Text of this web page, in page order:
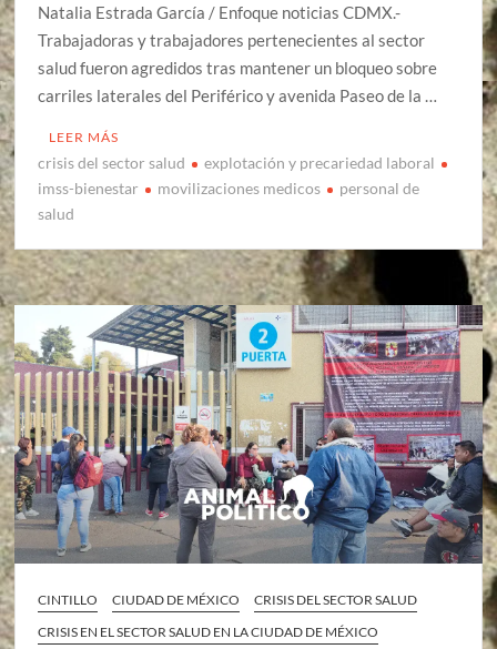
Natalia Estrada García / Enfoque noticias CDMX.-
Trabajadoras y trabajadores pertenecientes al sector
salud fueron agredidos tras mantener un bloqueo sobre
carriles laterales del Periférico y avenida Paseo de la …
LEER MÁS
crisis del sector salud
explotación y precariedad laboral
imss-bienestar
movilizaciones medicos
personal de
salud
CINTILLO CIUDAD DE MÉXICO
CRISIS DEL SECTOR SALUD
CRISIS EN EL SECTOR SALUD EN LA CIUDAD DE MÉXICO